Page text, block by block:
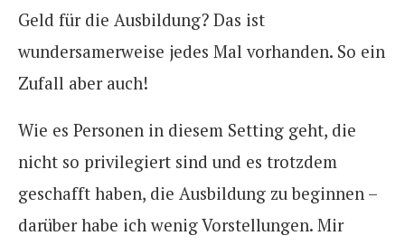
Geld für die Ausbildung? Das ist
wundersamerweise jedes Mal vorhanden. So ein
Zufall aber auch!
Wie es Personen in diesem Setting geht, die
nicht so privilegiert sind und es trotzdem
geschafft haben, die Ausbildung zu beginnen –
darüber habe ich wenig Vorstellungen. Mir